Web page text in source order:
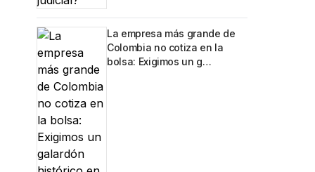
La empresa más grande de
Colombia no cotiza en la
bolsa: Exigimos un g…